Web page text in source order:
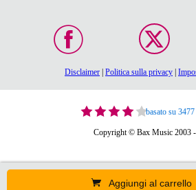
Aggiungi al carrello
Disclaimer | Politica sulla privacy |
basato su
Copyright © Bax Music 2003